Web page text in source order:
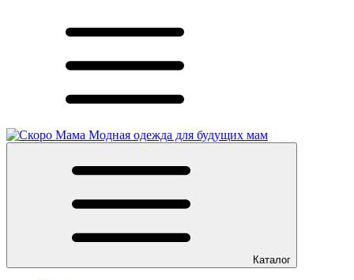
Модная одежда для будущих мам
Каталог